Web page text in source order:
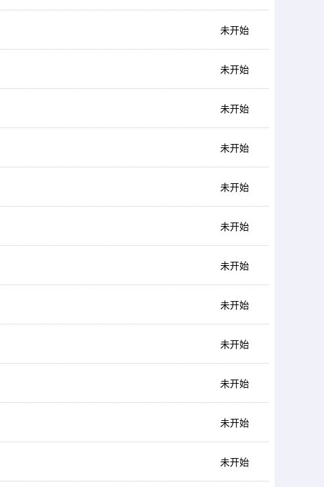
未开始
未开始
未开始
未开始
未开始
未开始
未开始
未开始
未开始
未开始
未开始
未开始